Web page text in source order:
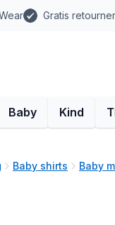
Gratis
Baby Kind
Baby shirts Baby